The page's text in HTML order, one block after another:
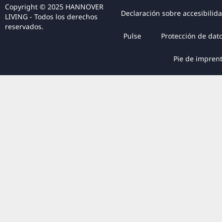
Copyright © 2025 HANNOVER
LIVING - Todos los derechos
reservados.
Declaración sobre
Pulse Protección de
Pie de